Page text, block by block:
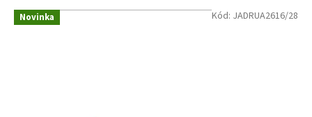
V Novinka Kód: JADRUA2616/28